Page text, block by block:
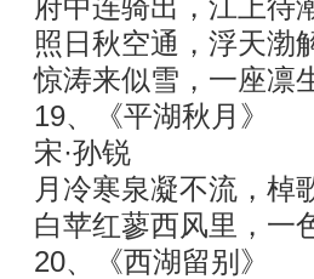
府中连骑出，江上待
照日秋空通，浮天渤
惊涛来似雪，一座凛
19、《平湖秋月》
宋·孙锐
月冷寒泉凝不流，棹
白苹红蓼西风里，一
20、《西湖留别》